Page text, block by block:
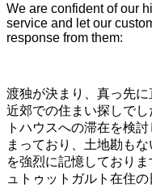
We are confident of our
service and let our
response from them:
渡独が決まり、真っ先
近郊での住まい探しで
トハウスへの滞在を検
まっており、土地勘も
を強烈に記憶しており
ュトゥットガルト在住